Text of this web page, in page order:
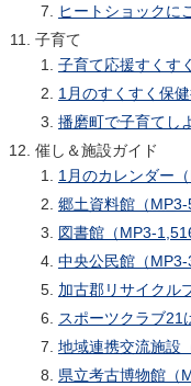
ヒートショックに
子育て
子育て応援すくす
1月のすくすく保
播磨町で子育てし
催し＆施設ガイド
1月のカレンダー
郷土資料館（MP3-
図書館（MP3-
中央公民館（MP3-
加古郡リサイクル
スポーツクラブ21
地域連携交流施設
県立考古博物館（